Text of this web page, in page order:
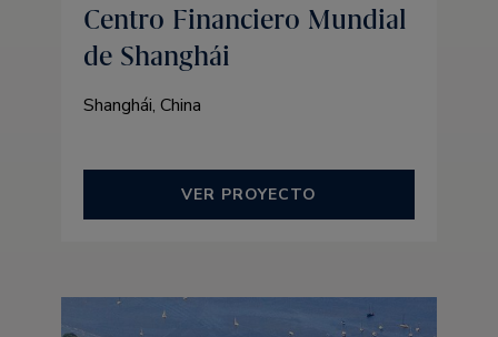
Centro Financiero Mundial
de Shanghái
Shanghái, China
VER PROYECTO